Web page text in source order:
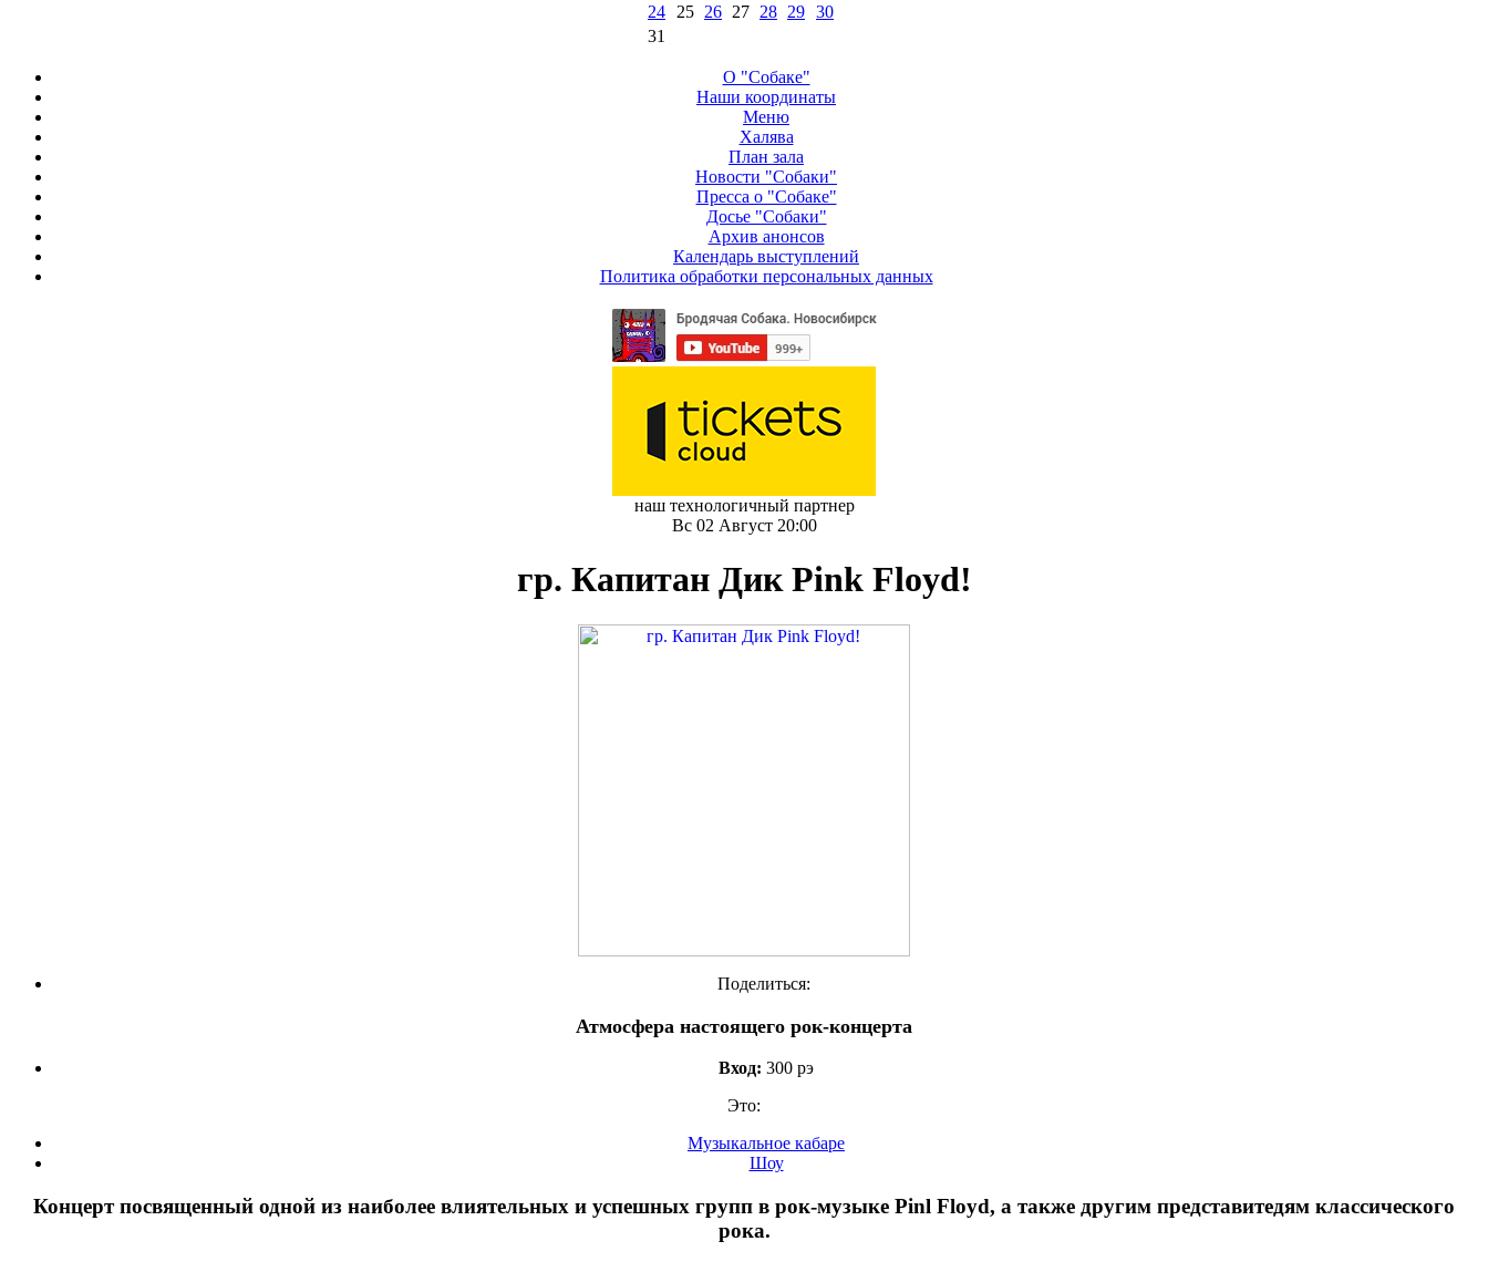
24
25 26 27 28 29 30
31
О "Собаке"
Наши координаты
Меню
Халява
План зала
Новости "Собаки"
Пресса о "Собаке"
Досье "Собаки"
Архив анонсов
Календарь выступлений
Политика обработки персональных данных
наш технологичный партнер
Вс 02 Август 20:00
гр. Капитан Дик Pink Floyd!
Поделиться:
Атмосфера настоящего рок-концерта
Вход: 300 рэ
Это:
Музыкальное кабаре
Шоу
Концерт посвященный одной из наиболее влиятельных и успешных групп в рок-музыке Pinl Floyd, а также другим представитедям классического
рока.